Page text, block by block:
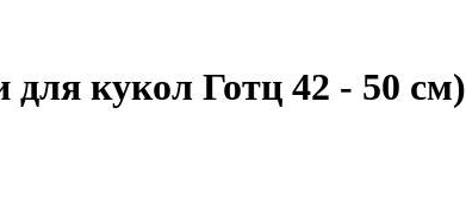
кукол Готц 42 - 50 см)